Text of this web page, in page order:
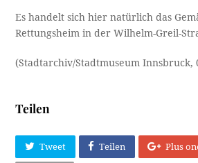
Es handelt sich hier natürlich das
Rettungsheim in der Wilhelm-Greil-
(Stadtarchiv/Stadtmuseum Innsbruck,
Teilen
Tweet Teilen Plus